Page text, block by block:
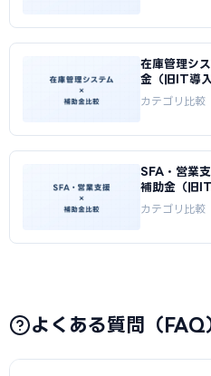
在庫管理シ
金（旧IT導
版】
カテゴリ比較
SFA・営業
補助金（旧
年版】
カテゴリ比較
よくある質問（FAQ